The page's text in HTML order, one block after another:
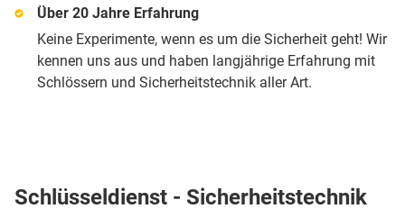
Über 20 Jahre Erfahrung
Keine Experimente, wenn es um die Sicherheit geht! Wir
kennen uns aus und haben langjährige Erfahrung mit
Schlössern und Sicherheitstechnik aller Art.
Schlüsseldienst - Sicherheitstechnik